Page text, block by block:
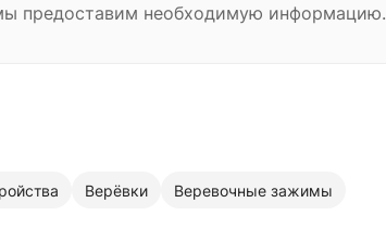
предоставим необходимую информацию.
Верёвки Веревочные зажимы